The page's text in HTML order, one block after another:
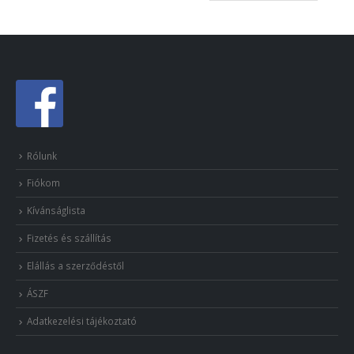
Rólunk
Fiókom
Kívánságlista
Fizetés és szállítás
Elállás a szerződéstől
ÁSZF
Adatkezelési tájékoztató